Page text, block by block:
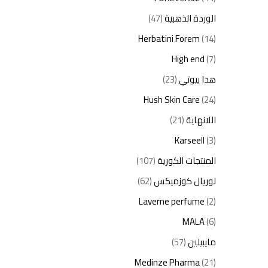
الوردة الذهبية(47)
Herbatini Forem(14)
High end(7)
هدا بيوتي(23)
Hush Skin Care(24)
اللانهاية(21)
Karseell(3)
المنتجات الكورية(107)
لوريال كوزميكس(62)
Laverne perfume(2)
MALA(6)
مايبيلين(57)
Medinze Pharma(21)